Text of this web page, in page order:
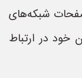
شبکه‌های
خود در ارتباط